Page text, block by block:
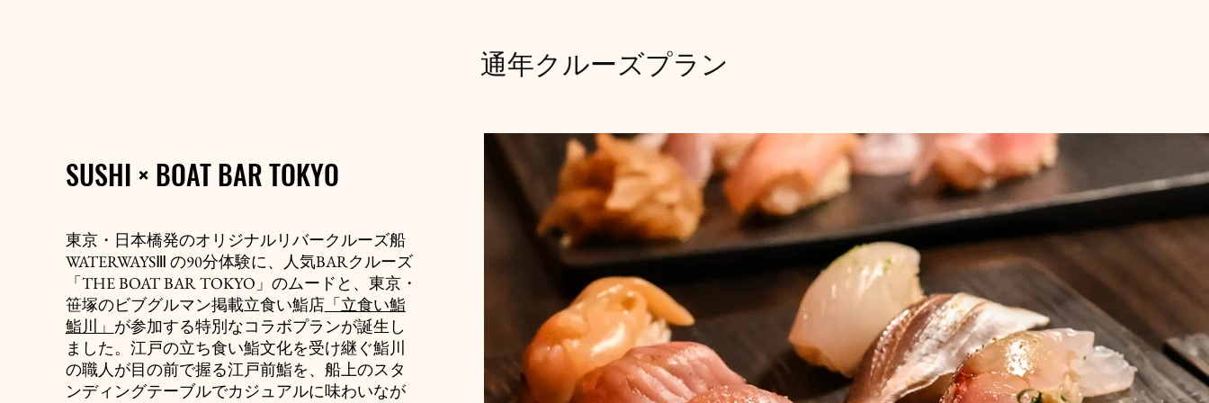
通年クルーズプラン
​SUSHI × BOAT BAR TOKYO
東京・日本橋発のオリジナルリバークルーズ船
WATERWAYSⅢ の90分体験に、人気BARクルーズ
「THE BOAT BAR TOKYO」のムードと、東京・
笹塚のビブグルマン掲載立食い鮨店「立食い鮨
鮨川」 が参加する特別なコラボプランが誕生し
ました。江戸の立ち食い鮨文化を受け継ぐ鮨川
の職人が目の前で握る江戸前鮨を、船上のスタ
ンディングテーブルでカジュアルに味わいなが